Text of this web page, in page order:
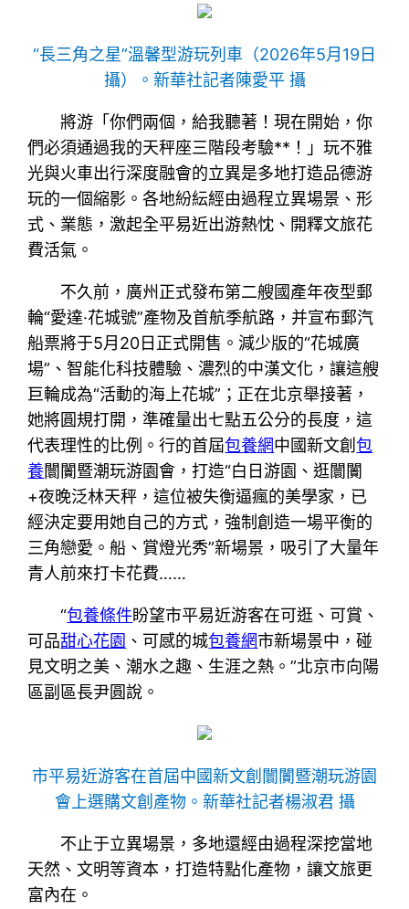
“長三角之星”溫馨型游玩列車（2026年5月19日
攝）。新華社記者陳愛平 攝
將游「你們兩個，給我聽著！現在開始，你
們必須通過我的天秤座三階段考驗**！」玩不雅
光與火車出行深度融會的立異是多地打造品德游
玩的一個縮影。各地紛紜經由過程立異場景、形
式、業態，激起全平易近出游熱忱、開釋文旅花
費活氣。
不久前，廣州正式發布第二艘國產年夜型郵
輪“愛達·花城號”產物及首航季航路，并宣布郵汽
船票將于5月20日正式開售。減少版的“花城廣
場”、智能化科技體驗、濃烈的中漢文化，讓這艘
巨輪成為“活動的海上花城”；正在北京舉接著，
她將圓規打開，準確量出七點五公分的長度，這
代表理性的比例。行的首屆包養網中國新文創包
養闤闠暨潮玩游園會，打造“白日游園、逛闤闠
+夜晚泛林天秤，這位被失衡逼瘋的美學家，已
經決定要用她自己的方式，強制創造一場平衡的
三角戀愛。船、賞燈光秀”新場景，吸引了大量年
青人前來打卡花費……
“包養條件盼望市平易近游客在可逛、可賞、
可品甜心花園 、可感的城包養網市新場景中，碰
見文明之美、潮水之趣、生涯之熱。”北京市向陽
區副區長尹圓說。
市平易近游客在首屆中國新文創闤闠暨潮玩游園
會上選購文創產物。新華社記者楊淑君 攝
不止于立異場景，多地還經由過程深挖當地
天然、文明等資本，打造特點化產物，讓文旅更
富內在。